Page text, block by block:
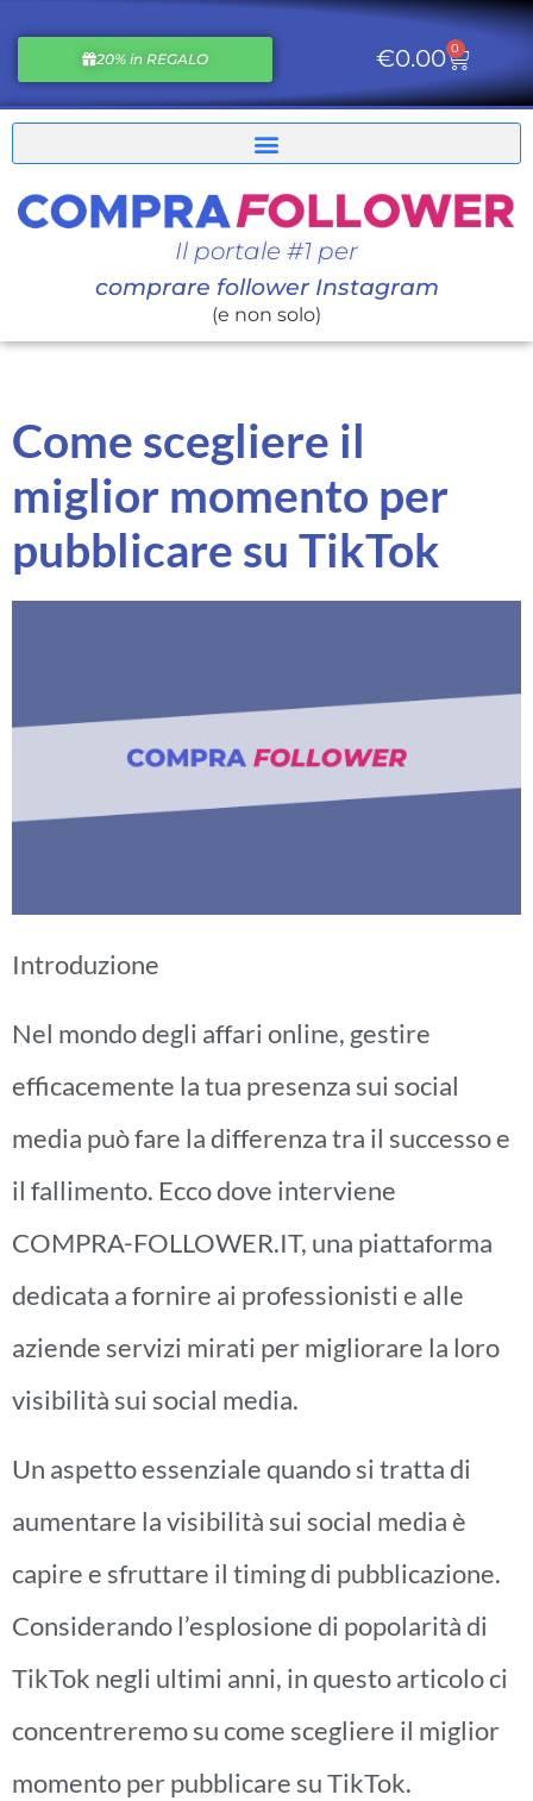
20% in REGALO €0.00 0
Il portale #1 per
comprare follower Instagram
(e non solo)
Come scegliere il
miglior momento per
pubblicare su TikTok
Introduzione
Nel mondo degli affari online, gestire
efficacemente la tua presenza sui social
media può fare la differenza tra il successo e
il fallimento. Ecco dove interviene
COMPRA-FOLLOWER.IT, una piattaforma
dedicata a fornire ai professionisti e alle
aziende servizi mirati per migliorare la loro
visibilità sui social media.
Un aspetto essenziale quando si tratta di
aumentare la visibilità sui social media è
capire e sfruttare il timing di pubblicazione.
Considerando l’esplosione di popolarità di
TikTok negli ultimi anni, in questo articolo ci
concentreremo su come scegliere il miglior
momento per pubblicare su TikTok.